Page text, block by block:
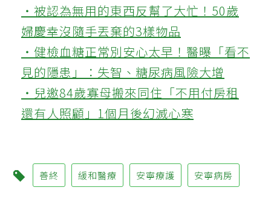
‧被認為無用的東西反幫了大忙！50歲
婦慶幸沒隨手丟棄的3樣物品
‧健檢血糖正常別安心太早！醫曝「看不
見的隱患」：失智、糖尿病風險大增
‧兒邀84歲寡母搬來同住「不用付房租
還有人照顧」1個月後幻滅心寒
善終 緩和醫療 安寧療護 安寧病房